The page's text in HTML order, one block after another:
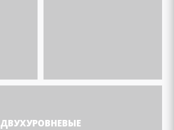
ДВУХУРОВНЕВЫЕ